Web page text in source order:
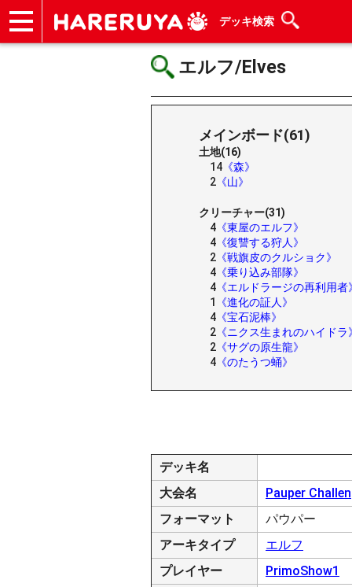
デッキ検索
エルフ/Elves
メインボード(61)
土地(16)
14 《森》
2 《山》
クリーチャー(31)
4 《東屋のエルフ》
4 《復讐する狩人》
2 《戦旗皮のクルショク》
4 《乗り込み部隊》
4 《エルドラージの再利用者
1
《進化の証人》
4 《宝石泥棒》
2 《ニクス生まれのハイドラ
2 《サグの原生龍》
4 《のたうつ蛹》
デッキ名
大会名
Pauper
フォーマット
パウパー
アーキタイプ
エルフ
プレイヤー
PrimoShow1